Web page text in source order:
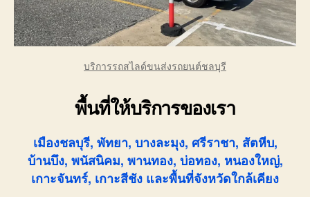
บริการรถสไลด์ขนส่งรถยนต์ชลบุรี
พื้นที่ให้บริการของเรา
เมืองชลบุรี, พัทยา, บางละมุง, ศรีราชา, สัตหีบ,
บ้านบึง, พนัสนิคม, พานทอง, บ่อทอง, หนองใหญ่,
เกาะจันทร์, เกาะสีชัง และพื้นที่จังหวัดใกล้เคียง